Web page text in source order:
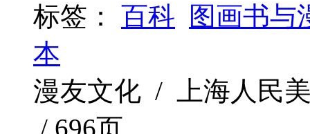
标签： 百科
图画书与
本
漫友文化 / 上海人民
/ 696页